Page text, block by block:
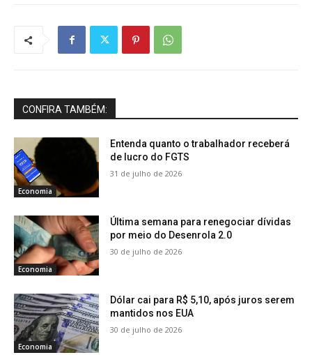
CONFIRA TAMBÉM:
Economia
Entenda quanto o trabalhador receberá
de lucro do FGTS
31 de julho de 2026
Economia
Última semana para renegociar dívidas
por meio do Desenrola 2.0
30 de julho de 2026
Economia
Dólar cai para R$ 5,10, após juros serem
mantidos nos EUA
30 de julho de 2026